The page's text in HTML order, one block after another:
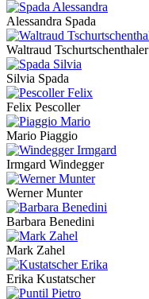
Alessandra Spada
Waltraud Tschurtschenthaler
Silvia Spada
Felix Pescoller
Mario Piaggio
Irmgard Windegger
Werner Munter
Barbara Benedini
Mark Zahel
Erika Kustatscher